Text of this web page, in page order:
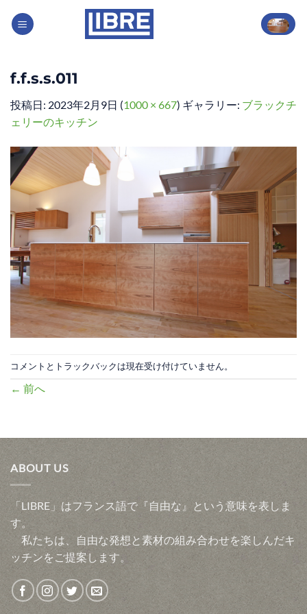
f.f.s.s.011
投稿日: 2023年2月9日 (1000 × 667) ギャラリー: ブラックチ
ェリーのキッチン
コメントとトラックバックは現在受け付けていません。
← 前へ
ABOUT US
「LIBRE」はフランス語で『自由な』という意味を表しま
す。
私たちは、自由な発想と素材の組み合わせを楽しんだキ
ッチンをご提案します。